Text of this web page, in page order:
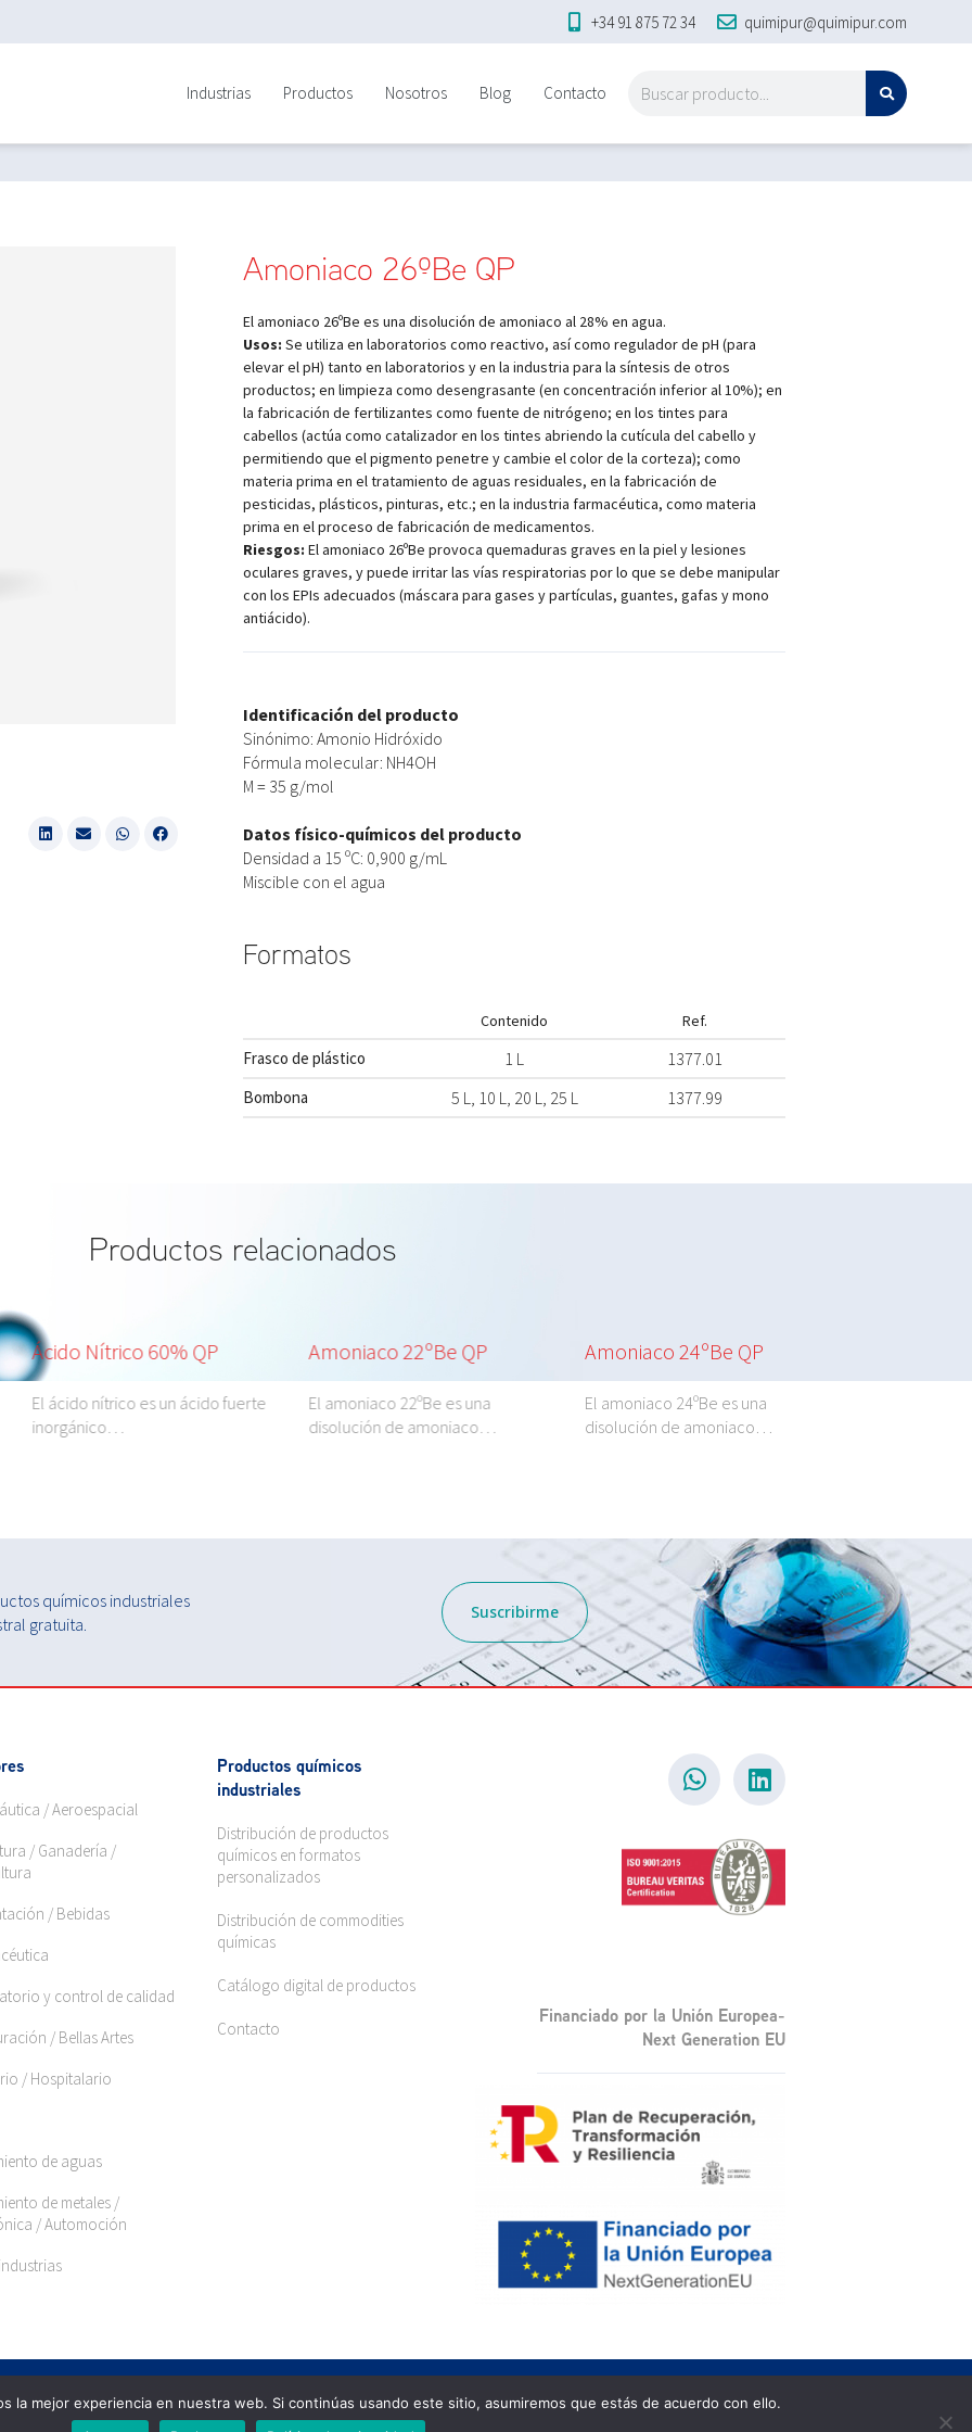
+34 91 875 72 34 quimipur@quimipur.com
Industrias Productos Nosotros Blog Contacto
Amoniaco 26ºBe QP
El amoniaco 26ºBe es una disolución de amoniaco al 28% en agua.
Usos: Se utiliza en laboratorios como reactivo, así como regulador de pH (para
elevar el pH) tanto en laboratorios y en la industria para la síntesis de otros
productos; en limpieza como desengrasante (en concentración inferior al 10%); en
la fabricación de fertilizantes como fuente de nitrógeno; en los tintes para
cabellos (actúa como catalizador en los tintes abriendo la cutícula del cabello y
permitiendo que el pigmento penetre y cambie el color de la corteza); como
materia prima en el tratamiento de aguas residuales, en la fabricación de
pesticidas, plásticos, pinturas, etc.; en la industria farmacéutica, como materia
prima en el proceso de fabricación de medicamentos.
Riesgos: El amoniaco 26ºBe provoca quemaduras graves en la piel y lesiones
oculares graves, y puede irritar las vías respiratorias por lo que se debe manipular
con los EPIs adecuados (máscara para gases y partículas, guantes, gafas y mono
antiácido).
Identificación del producto
Sinónimo: Amonio Hidróxido
Fórmula molecular: NH4OH
M = 35 g/mol
Datos físico-químicos del producto
Densidad a 15 ºC: 0,900 g/mL
Miscible con el agua
Formatos
Contenido Ref.
Frasco de plástico 1 L 1377.01
Bombona 5 L, 10 L, 20 L, 25 L 1377.99
Productos relacionados
Nítrico 60% QP
nítrico es un ácido fuerte
Amoniaco 22ºBe QP
El amoniaco 22ºBe es una
disolución de amoniaco…
Amoniaco 24ºBe QP
El amoniaco 24ºBe es una
disolución de amoniaco…
Alimenticio
químicos industriales
gratuita.
Suscribirme
/ Aeroespacial
/ Ganadería /
/ Bebidas
y control de calidad
/ Bellas Artes
/ Hospitalario
de aguas
de metales /
/ Automoción
Productos químicos
industriales
Distribución de productos
químicos en formatos
personalizados
Distribución de commodities
químicas
Catálogo digital de productos
Contacto
Financiado por la Unión Europea-
Next Generation EU
Política de calidad|Política de privacidad|Aviso legal|Política de cookies
la mejor experiencia en nuestra web. Si continúas usando este sitio, asumiremos que estás de acuerdo con ello.